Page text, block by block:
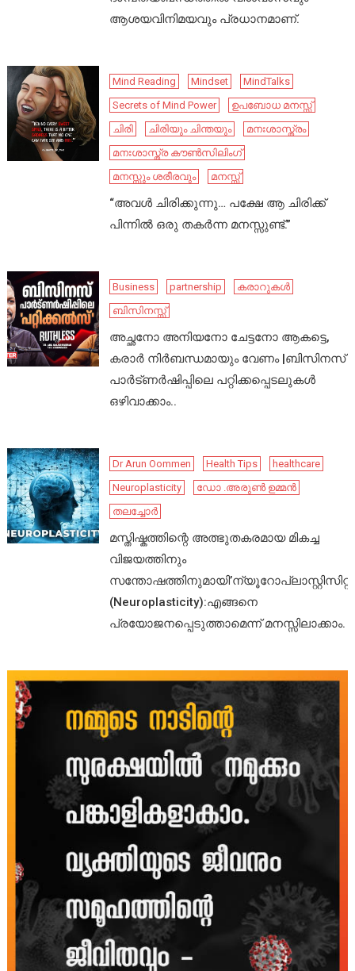
ആശയവിനിമയവും പ്രധാനമാണ്.
Mind Reading Mindset
MindTalks
Secrets of Mind Power
ഉപബോധ മനസ്സ്
ചിരി
ചിരിയും ചിന്തയും
മനഃശാസ്ത്രം
മനഃശാസ്ത്ര കൗൺസിലിംഗ്
മനസ്സും ശരീരവും
മനസ്സ്
“അവൾ ചിരിക്കുന്നു… പക്ഷേ ആ ചിരിക്ക്
പിന്നിൽ ഒരു തകർന്ന മനസ്സുണ്ട്.”
Business partnership
കരാറുകൾ
ബിസിനസ്സ്
അച്ഛനോ അനിയനോ ചേട്ടനോ ആകട്ടെ,
കരാർ നിർബന്ധമായും വേണം |ബിസിനസ്
പാർട്ണർഷിപ്പിലെ പറ്റിക്കപ്പെടലുകൾ
ഒഴിവാക്കാം..
Dr Arun Oommen Health Tips
healthcare
Neuroplasticity
ഡോ .അരുൺ ഉമ്മൻ
തലച്ചോർ
മസ്തിഷ്കത്തിന്റെ അത്ഭുതകരമായ മികച്ച
വിജയത്തിനും
സന്തോഷത്തിനുമായി’ന്യൂറോപ്ലാസ്റ്റിസിറ്റി’
(Neuroplasticity):എങ്ങനെ
പ്രയോജനപ്പെടുത്താമെന്ന് മനസ്സിലാക്കാം.